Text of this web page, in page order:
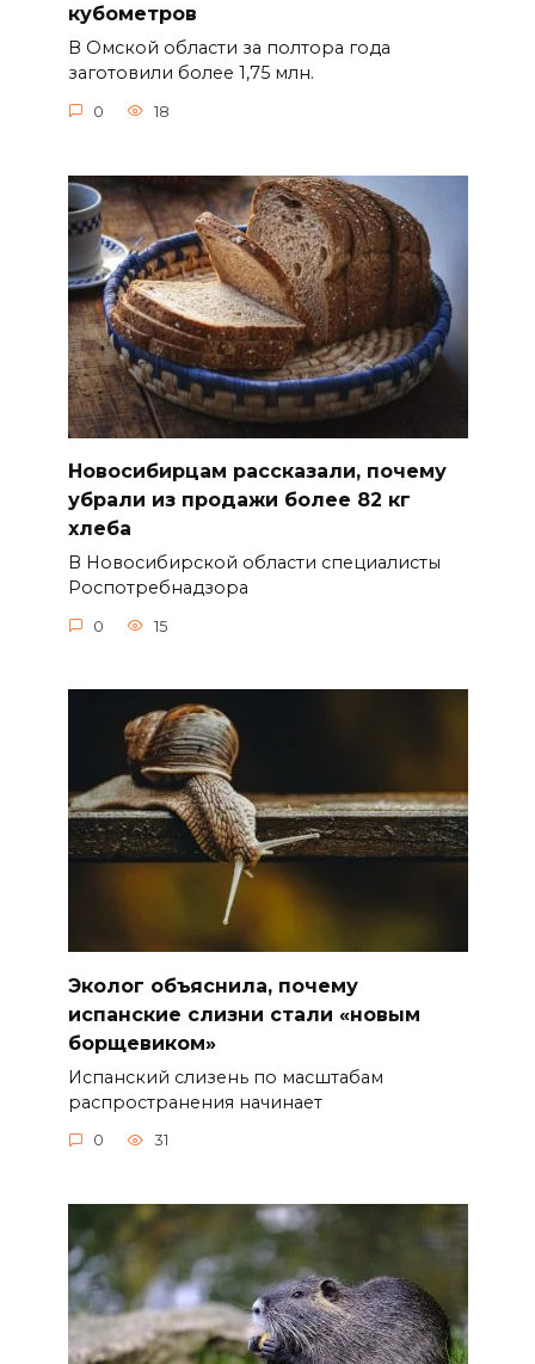
кубометров
В Омской области за полтора года
заготовили более 1,75 млн.
0 18
Новосибирцам рассказали, почему
убрали из продажи более 82 кг
хлеба
В Новосибирской области специалисты
Роспотребнадзора
0 15
Эколог объяснила, почему
испанские слизни стали «новым
борщевиком»
Испанский слизень по масштабам
распространения начинает
0 31